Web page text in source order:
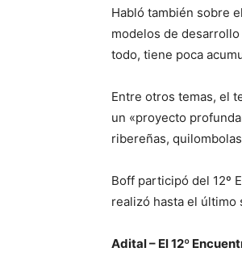
Habló también sobre
modelos de
todo, tiene poca
Entre otros temas, el
un «proyecto
ribereñas,
Boff participó del 12º
realizó hasta el último
Adital – El 12º